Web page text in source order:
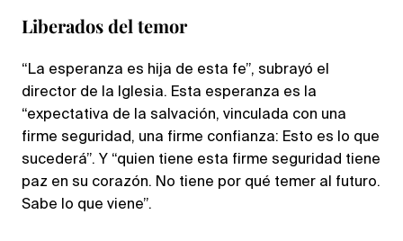
Liberados del temor
“La esperanza es hija de esta fe”, subrayó el
director de la Iglesia. Esta esperanza es la
“expectativa de la salvación, vinculada con una
firme seguridad, una firme confianza: Esto es lo que
sucederá”. Y “quien tiene esta firme seguridad tiene
paz en su corazón. No tiene por qué temer al futuro.
Sabe lo que viene”.